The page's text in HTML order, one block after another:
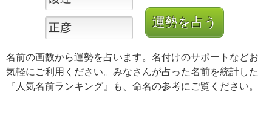
名前の画数から運勢を占います。名付けのサポートなどお
気軽にご利用ください。みなさんが占った名前を統計した
『人気名前ランキング』も、命名の参考にご覧ください。